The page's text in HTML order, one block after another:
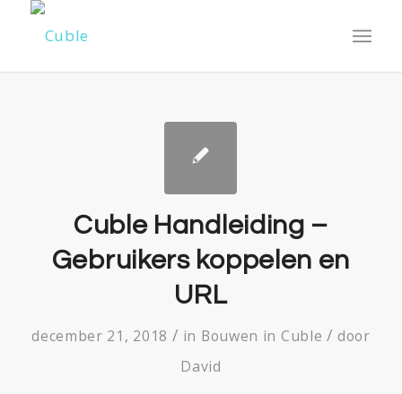
Cuble Handleiding –
Gebruikers koppelen en
URL
december 21, 2018 / in Bouwen in Cuble / door
David